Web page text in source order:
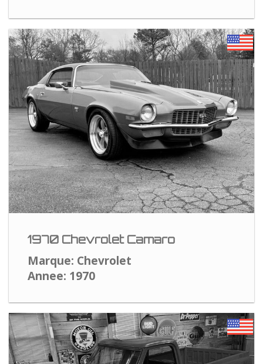
1970 Chevrolet Camaro
Marque: Chevrolet
Annee: 1970